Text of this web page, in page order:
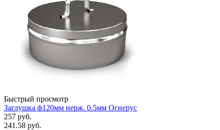
Быстрый просмотр
Заглушка ф120мм нерж. 0.5мм Огнерус
257 руб.
241.58 руб.